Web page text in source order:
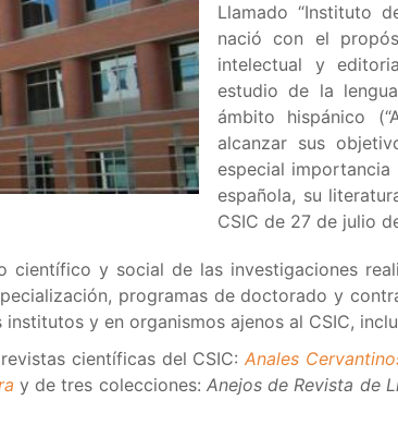
Llamado “Instituto
nació con el
intelectual y
estudio de la
ámbito hispánico
alcanzar sus
especial
española, su
CSIC de 27 de julio
y social de las investigaciones
programas de doctorado y
y en organismos ajenos al CSIC,
científicas del CSIC:Anales
y de tres colecciones: Anejos de Revista de